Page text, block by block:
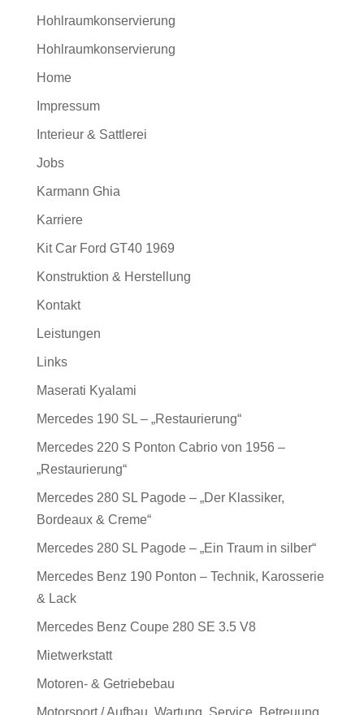
Hohlraumkonservierung
Hohlraumkonservierung
Home
Impressum
Interieur & Sattlerei
Jobs
Karmann Ghia
Karriere
Kit Car Ford GT40 1969
Konstruktion & Herstellung
Kontakt
Leistungen
Links
Maserati Kyalami
Mercedes 190 SL – „Restaurierung“
Mercedes 220 S Ponton Cabrio von 1956 –
„Restaurierung“
Mercedes 280 SL Pagode – „Der Klassiker,
Bordeaux & Creme“
Mercedes 280 SL Pagode – „Ein Traum in silber“
Mercedes Benz 190 Ponton – Technik, Karosserie
& Lack
Mercedes Benz Coupe 280 SE 3.5 V8
Mietwerkstatt
Motoren- & Getriebebau
Motorsport / Aufbau, Wartung, Service, Betreuung,